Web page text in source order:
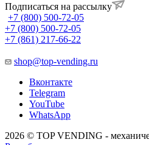
Подписаться на рассылку
+7 (800) 500-72-05
+7 (800) 500-72-05
+7 (861) 217-66-22
shop@top-vending.ru
Вконтакте
Telegram
YouTube
WhatsApp
2026 © TOP VENDING -